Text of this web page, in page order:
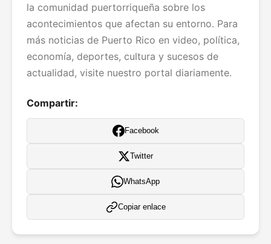
la comunidad puertorriqueña sobre los
acontecimientos que afectan su entorno. Para
más noticias de Puerto Rico en video, política,
economía, deportes, cultura y sucesos de
actualidad, visite nuestro portal diariamente.
Compartir:
Facebook
Twitter
WhatsApp
Copiar enlace